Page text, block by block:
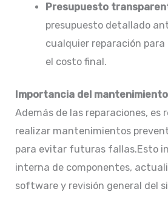
Presupuesto
presupuesto detallado
cualquier reparación para
el costo final.​
Importancia del
Además de las reparaciones, es
realizar mantenimientos
para evitar futuras fallas.Esto
interna de componentes,
software y revisión general del